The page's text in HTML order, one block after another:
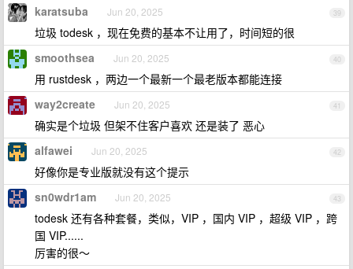
39
karatsuba Jun 20, 2025
垃圾 todesk ，现在免费的基本不让用了，时间短的很
40
smoothsea Jun 20, 2025
用 rustdesk ，两边一个最新一个最老版本都能连接
41
way2create Jun 20, 2025
确实是个垃圾 但架不住客户喜欢 还是装了 恶心
42
alfawei Jun 20, 2025
好像你是专业版就没有这个提示
43
sn0wdr1am Jun 20, 2025
todesk 还有各种套餐，类似，VIP ，国内 VIP ，超级 VIP ，跨
国 VIP......
厉害的很～